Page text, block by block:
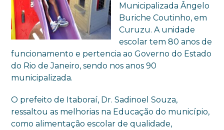
Municipalizada Ângelo
Buriche Coutinho, em
Curuzu. A unidade
escolar tem 80 anos de
funcionamento e pertencia ao Governo do Estado
do Rio de Janeiro, sendo nos anos 90
municipalizada.
O prefeito de Itaboraí, Dr. Sadinoel Souza,
ressaltou as melhorias na Educação do município,
como alimentação escolar de qualidade,